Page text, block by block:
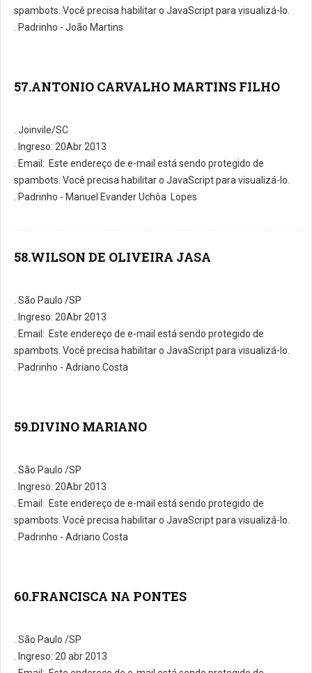
spambots. Você precisa habilitar o JavaScript para visualizá-lo.
. Padrinho - João Martins
57.ANTONIO CARVALHO MARTINS FILHO
. Joinvile/SC
. Ingreso: 20Abr 2013
. E­mail: Este endereço de e-mail está sendo protegido de
spambots. Você precisa habilitar o JavaScript para visualizá-lo.
. Padrinho - Manuel Evander Uchôa Lopes
58.WILSON DE OLIVEIRA JASA
. São Paulo /SP
. Ingreso: 20Abr 2013
. E­mail: Este endereço de e-mail está sendo protegido de
spambots. Você precisa habilitar o JavaScript para visualizá-lo.
. Padrinho - Adriano Costa
59.DIVINO MARIANO
. São Paulo /SP
. Ingreso: 20Abr 2013
. E­mail: Este endereço de e-mail está sendo protegido de
spambots. Você precisa habilitar o JavaScript para visualizá-lo.
. Padrinho - Adriano Costa
60.FRANCISCA NA PONTES
. São Paulo /SP
. Ingreso: 20 abr 2013